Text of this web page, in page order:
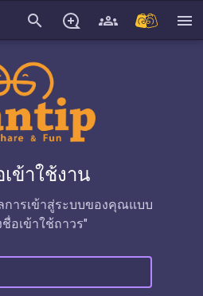
search menu
ข้าใช้งาน
การเข้าสู่ระบบของคุณแบบ
อเข้าใช้ถาวร"